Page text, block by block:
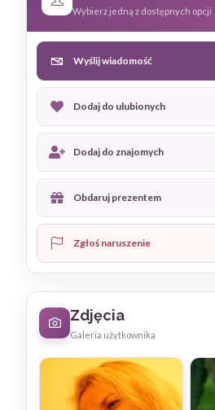
Wybierz jedną z dostępnych opcji
Wyślij wiadomość
Dodaj do ulubionych
Dodaj do znajomych
Obdaruj prezentem
Zgłoś naruszenie
Zdjęcia
Galeria użytkownika